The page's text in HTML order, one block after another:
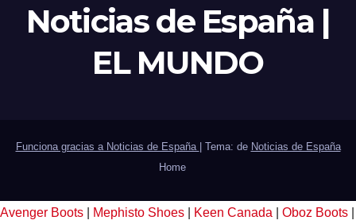
Noticias de España |
EL MUNDO
Funciona gracias a Noticias de España Tema: de Noticias de España
Home
Avenger Boots Mephisto Shoes Keen Canada Oboz Boots